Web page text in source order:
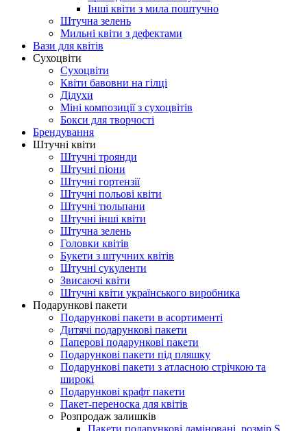
Інші квіти з мила поштучно
Штучна зелень
Мильні квіти з дефектами
Вази для квітів
Сухоцвіти
Сухоцвіти
Квіти бавовни на гілці
Дідухи
Міні композиції з сухоцвітів
Бокси для творчості
Брендування
Штучні квіти
Штучні троянди
Штучні піони
Штучні гортензії
Штучні польові квіти
Штучні тюльпани
Штучні інші квіти
Штучна зелень
Головки квітів
Букети з штучних квітів
Штучні сукуленти
Звисаючі квіти
Штучні квіти українського виробника
Подарункові пакети
Подарункові пакети в асортименті
Дитячі подарункові пакети
Паперові подарункові пакети
Подарункові пакети під пляшку
Подарункові пакети з атласною стрічкою та
широкі
Подарункові крафт пакети
Пакет-переноска для квітів
Розпродаж залишків
Пакети подарункові ламіновані, розмір S